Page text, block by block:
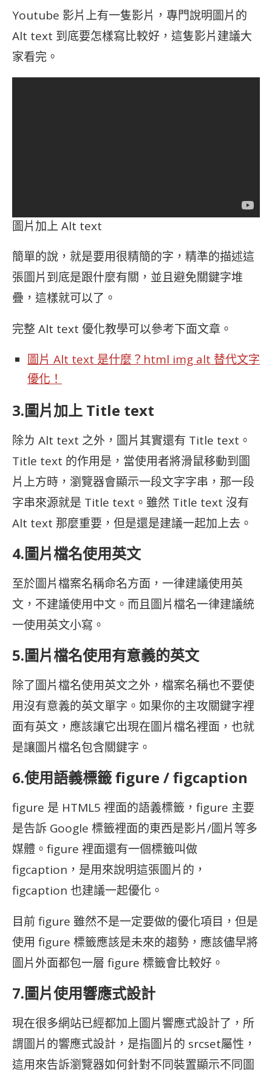
Youtube 影片上有一隻影片，專門說明圖片的
Alt text 到底要怎樣寫比較好，這隻影片建議大
家看完。
圖片加上 Alt text
簡單的說，就是要用很精簡的字，精準的描述這
張圖片到底是跟什麼有關，並且避免關鍵字堆
疊，這樣就可以了。
完整 Alt text 優化教學可以參考下面文章。
圖片 Alt text 是什麼？html img alt 替代文字
優化！
3.圖片加上 Title text
除ㄌ Alt text 之外，圖片其實還有 Title text。
Title text 的作用是，當使用者將滑鼠移動到圖
片上方時，瀏覽器會顯示一段文字字串，那一段
字串來源就是 Title text。雖然 Title text 沒有
Alt text 那麼重要，但是還是建議一起加上去。
4.圖片檔名使用英文
至於圖片檔案名稱命名方面，一律建議使用英
文，不建議使用中文。而且圖片檔名一律建議統
一使用英文小寫。
5.圖片檔名使用有意義的英文
除了圖片檔名使用英文之外，檔案名稱也不要使
用沒有意義的英文單字。如果你的主攻關鍵字裡
面有英文，應該讓它出現在圖片檔名裡面，也就
是讓圖片檔名包含關鍵字。
6.使用語義標籤 figure / figcaption
figure 是 HTML5 裡面的語義標籤，figure 主要
是告訴 Google 標籤裡面的東西是影片/圖片等多
媒體。figure 裡面還有一個標籤叫做
figcaption，是用來說明這張圖片的，
figcaption 也建議一起優化。
目前 figure 雖然不是一定要做的優化項目，但是
使用 figure 標籤應該是未來的趨勢，應該儘早將
圖片外面都包一層 figure 標籤會比較好。
7.圖片使用響應式設計
現在很多網站已經都加上圖片響應式設計了，所
謂圖片的響應式設計，是指圖片的 srcset屬性，
這用來告訴瀏覽器如何針對不同裝置顯示不同圖